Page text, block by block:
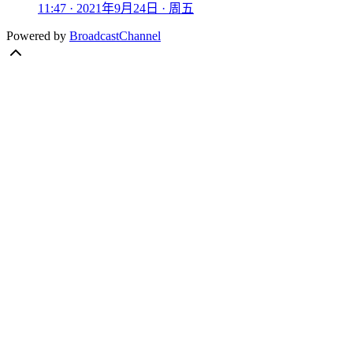
11:47 · 2021年9月24日 · 周五
Powered by BroadcastChannel